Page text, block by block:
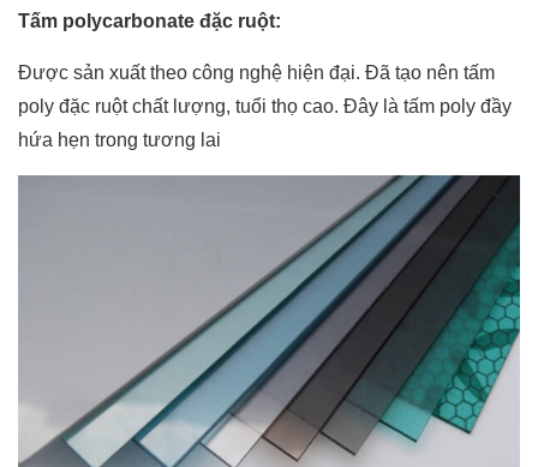
Tấm polycarbonate đặc ruột:
Được sản xuất theo công nghệ hiện đại. Đã tạo nên tấm
poly đặc ruột chất lượng, tuổi thọ cao. Đây là tấm poly đầy
hứa hẹn trong tương lai